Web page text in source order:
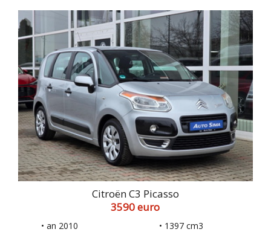
Citroën C3 Picasso
3590 euro
• an 2010
• 1397 cm3